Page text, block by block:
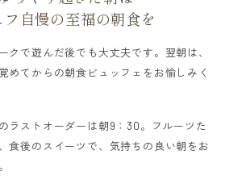
フ自慢の至福の朝食を
クで遊んだ後でも大丈夫です。翌朝は、
めてからの朝食ビュッフェをお愉しみく
ラストオーダーは朝9：30。フルーツた
食後のスイーツで、気持ちの良い朝をお